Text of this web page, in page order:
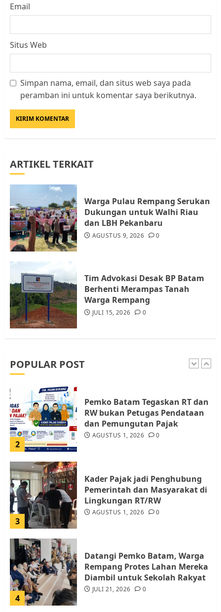
Email
Situs Web
Simpan nama, email, dan situs web saya pada
peramban ini untuk komentar saya berikutnya.
ARTIKEL TERKAIT
Warga Pulau Rempang Serukan
Dukungan untuk Walhi Riau
dan LBH Pekanbaru
AGUSTUS 9, 2026 0
Tim Advokasi Desak BP Batam
Berhenti Merampas Tanah
Warga Rempang
JULI 15, 2026 0
POPULAR POST
Pemerintah dan Masyarakat di
AGUSTUS 1, 2026 0
Datangi Pemko Batam, Warga
5
Resahkan Warga
JULI 17, 2026 0
1
dan LBH Pekanbaru
AGUSTUS 9, 2026 0
2
3
Kader Pajak jadi Penghubung
Pemerintah dan Masyarakat di
Lingkungan RT/RW
AGUSTUS 1, 2026 0
4
Datangi Pemko Batam, Warga
Rempang Protes Lahan Mereka
Diambil untuk Sekolah Rakyat
JULI 21, 2026 0
5
Warga Rempang Ajukan
Audiensi dengan Wali Kota
Batam, Soroti Aktivitas yang
Resahkan Warga